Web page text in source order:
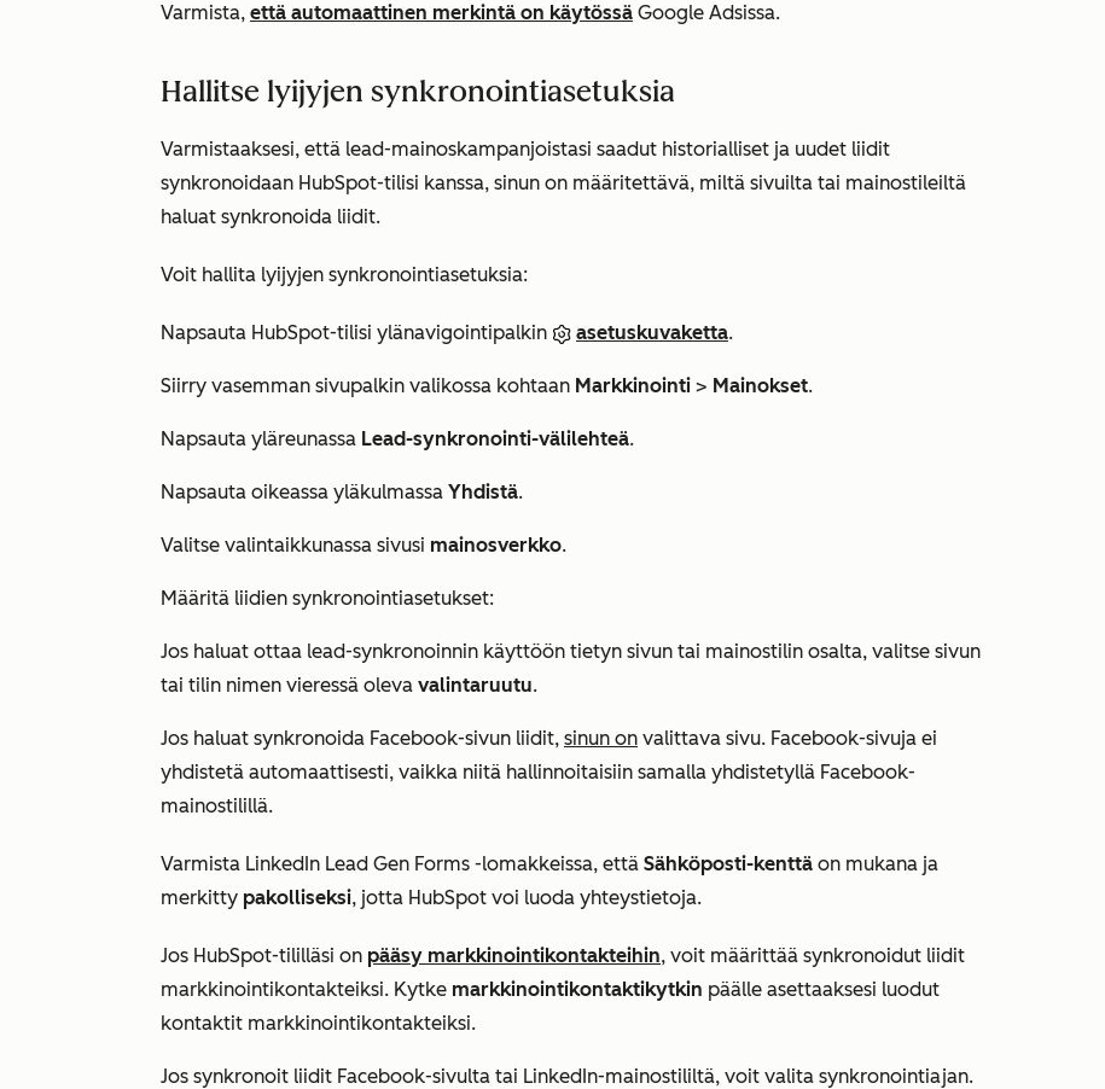
Varmista, että automaattinen merkintä on käytössä Google Adsissa.
Hallitse lyijyjen synkronointiasetuksia
Varmistaaksesi, että lead-mainoskampanjoistasi saadut historialliset ja uudet liidit
synkronoidaan HubSpot-tilisi kanssa, sinun on määritettävä, miltä sivuilta tai mainostileiltä
haluat synkronoida liidit.
Voit hallita lyijyjen synkronointiasetuksia:
Napsauta HubSpot-tilisi ylänavigointipalkin asetuskuvaketta.
Siirry vasemman sivupalkin valikossa kohtaan Markkinointi > Mainokset.
Napsauta yläreunassa Lead-synkronointi-välilehteä.
Napsauta oikeassa yläkulmassa Yhdistä.
Valitse valintaikkunassa sivusi mainosverkko.
Määritä liidien synkronointiasetukset:
Jos haluat ottaa lead-synkronoinnin käyttöön tietyn sivun tai mainostilin osalta, valitse sivun
tai tilin nimen vieressä oleva valintaruutu.
Jos haluat synkronoida Facebook-sivun liidit, sinun on valittava sivu. Facebook-sivuja ei
yhdistetä automaattisesti, vaikka niitä hallinnoitaisiin samalla yhdistetyllä Facebook-
mainostilillä.
Varmista LinkedIn Lead Gen Forms -lomakkeissa, että Sähköposti-kenttä on mukana ja
merkitty pakolliseksi, jotta HubSpot voi luoda yhteystietoja.
Jos HubSpot-tililläsi on pääsy markkinointikontakteihin, voit määrittää synkronoidut liidit
markkinointikontakteiksi. Kytke markkinointikontaktikytkin päälle asettaaksesi luodut
kontaktit markkinointikontakteiksi.
Jos synkronoit liidit Facebook-sivulta tai LinkedIn-mainostililtä, voit valita synkronointiajan.